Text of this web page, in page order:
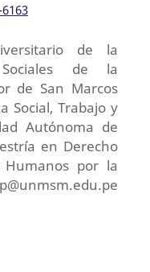
de la
de la
de San Marcos
Social, Trabajo y
Autónoma de
en Derecho
Humanos por la